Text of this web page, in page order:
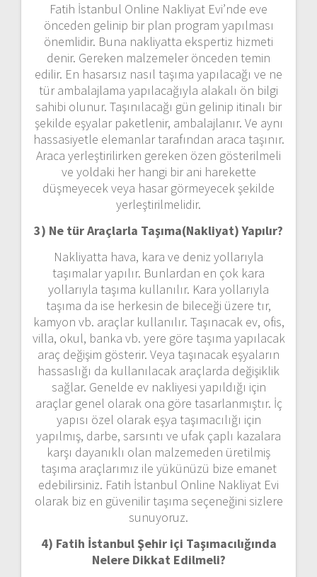
Fatih İstanbul Online Nakliyat Evi’nde eve
önceden gelinip bir plan program yapılması
önemlidir. Buna nakliyatta ekspertiz hizmeti
denir. Gereken malzemeler önceden temin
edilir. En hasarsız nasıl taşıma yapılacağı ve ne
tür ambalajlama yapılacağıyla alakalı ön bilgi
sahibi olunur. Taşınılacağı gün gelinip itinalı bir
şekilde eşyalar paketlenir, ambalajlanır. Ve aynı
hassasiyetle elemanlar tarafından araca taşınır.
Araca yerleştirilirken gereken özen gösterilmeli
ve yoldaki her hangi bir ani harekette
düşmeyecek veya hasar görmeyecek şekilde
yerleştirilmelidir.
3) Ne tür Araçlarla Taşıma(Nakliyat) Yapılır?
Nakliyatta hava, kara ve deniz yollarıyla
taşımalar yapılır. Bunlardan en çok kara
yollarıyla taşıma kullanılır. Kara yollarıyla
taşıma da ise herkesin de bileceği üzere tır,
kamyon vb. araçlar kullanılır. Taşınacak ev, ofis,
villa, okul, banka vb. yere göre taşıma yapılacak
araç değişim gösterir. Veya taşınacak eşyaların
hassaslığı da kullanılacak araçlarda değişiklik
sağlar. Genelde ev nakliyesi yapıldığı için
araçlar genel olarak ona göre tasarlanmıştır. İç
yapısı özel olarak eşya taşımacılığı için
yapılmış, darbe, sarsıntı ve ufak çaplı kazalara
karşı dayanıklı olan malzemeden üretilmiş
taşıma araçlarımız ile yükünüzü bize emanet
edebilirsiniz. Fatih İstanbul Online Nakliyat Evi
olarak biz en güvenilir taşıma seçeneğini sizlere
sunuyoruz.
4) Fatih İstanbul Şehir içi Taşımacılığında
Nelere Dikkat Edilmeli?